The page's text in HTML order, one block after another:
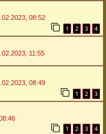
08:52
1 2 3 4
11:55
08:49
1 2 3
1 2 3 4